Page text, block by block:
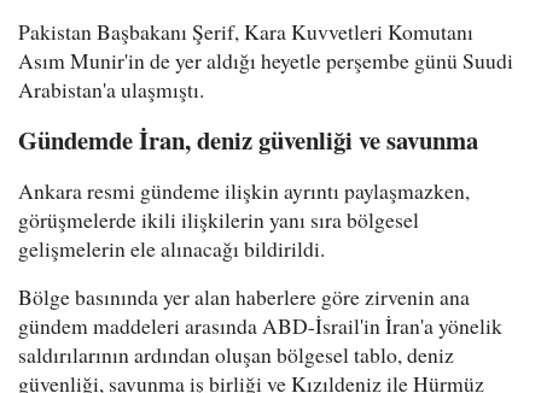
Pakistan Başbakanı Şerif, Kara Kuvvetleri Komutanı
Asım Munir'in de yer aldığı heyetle perşembe günü Suudi
Arabistan'a ulaşmıştı.
Gündemde İran, deniz güvenliği ve savunma
Ankara resmi gündeme ilişkin ayrıntı paylaşmazken,
görüşmelerde ikili ilişkilerin yanı sıra bölgesel
gelişmelerin ele alınacağı bildirildi.
Bölge basınında yer alan haberlere göre zirvenin ana
gündem maddeleri arasında ABD-İsrail'in İran'a yönelik
saldırılarının ardından oluşan bölgesel tablo, deniz
güvenliği, savunma iş birliği ve Kızıldeniz ile Hürmüz